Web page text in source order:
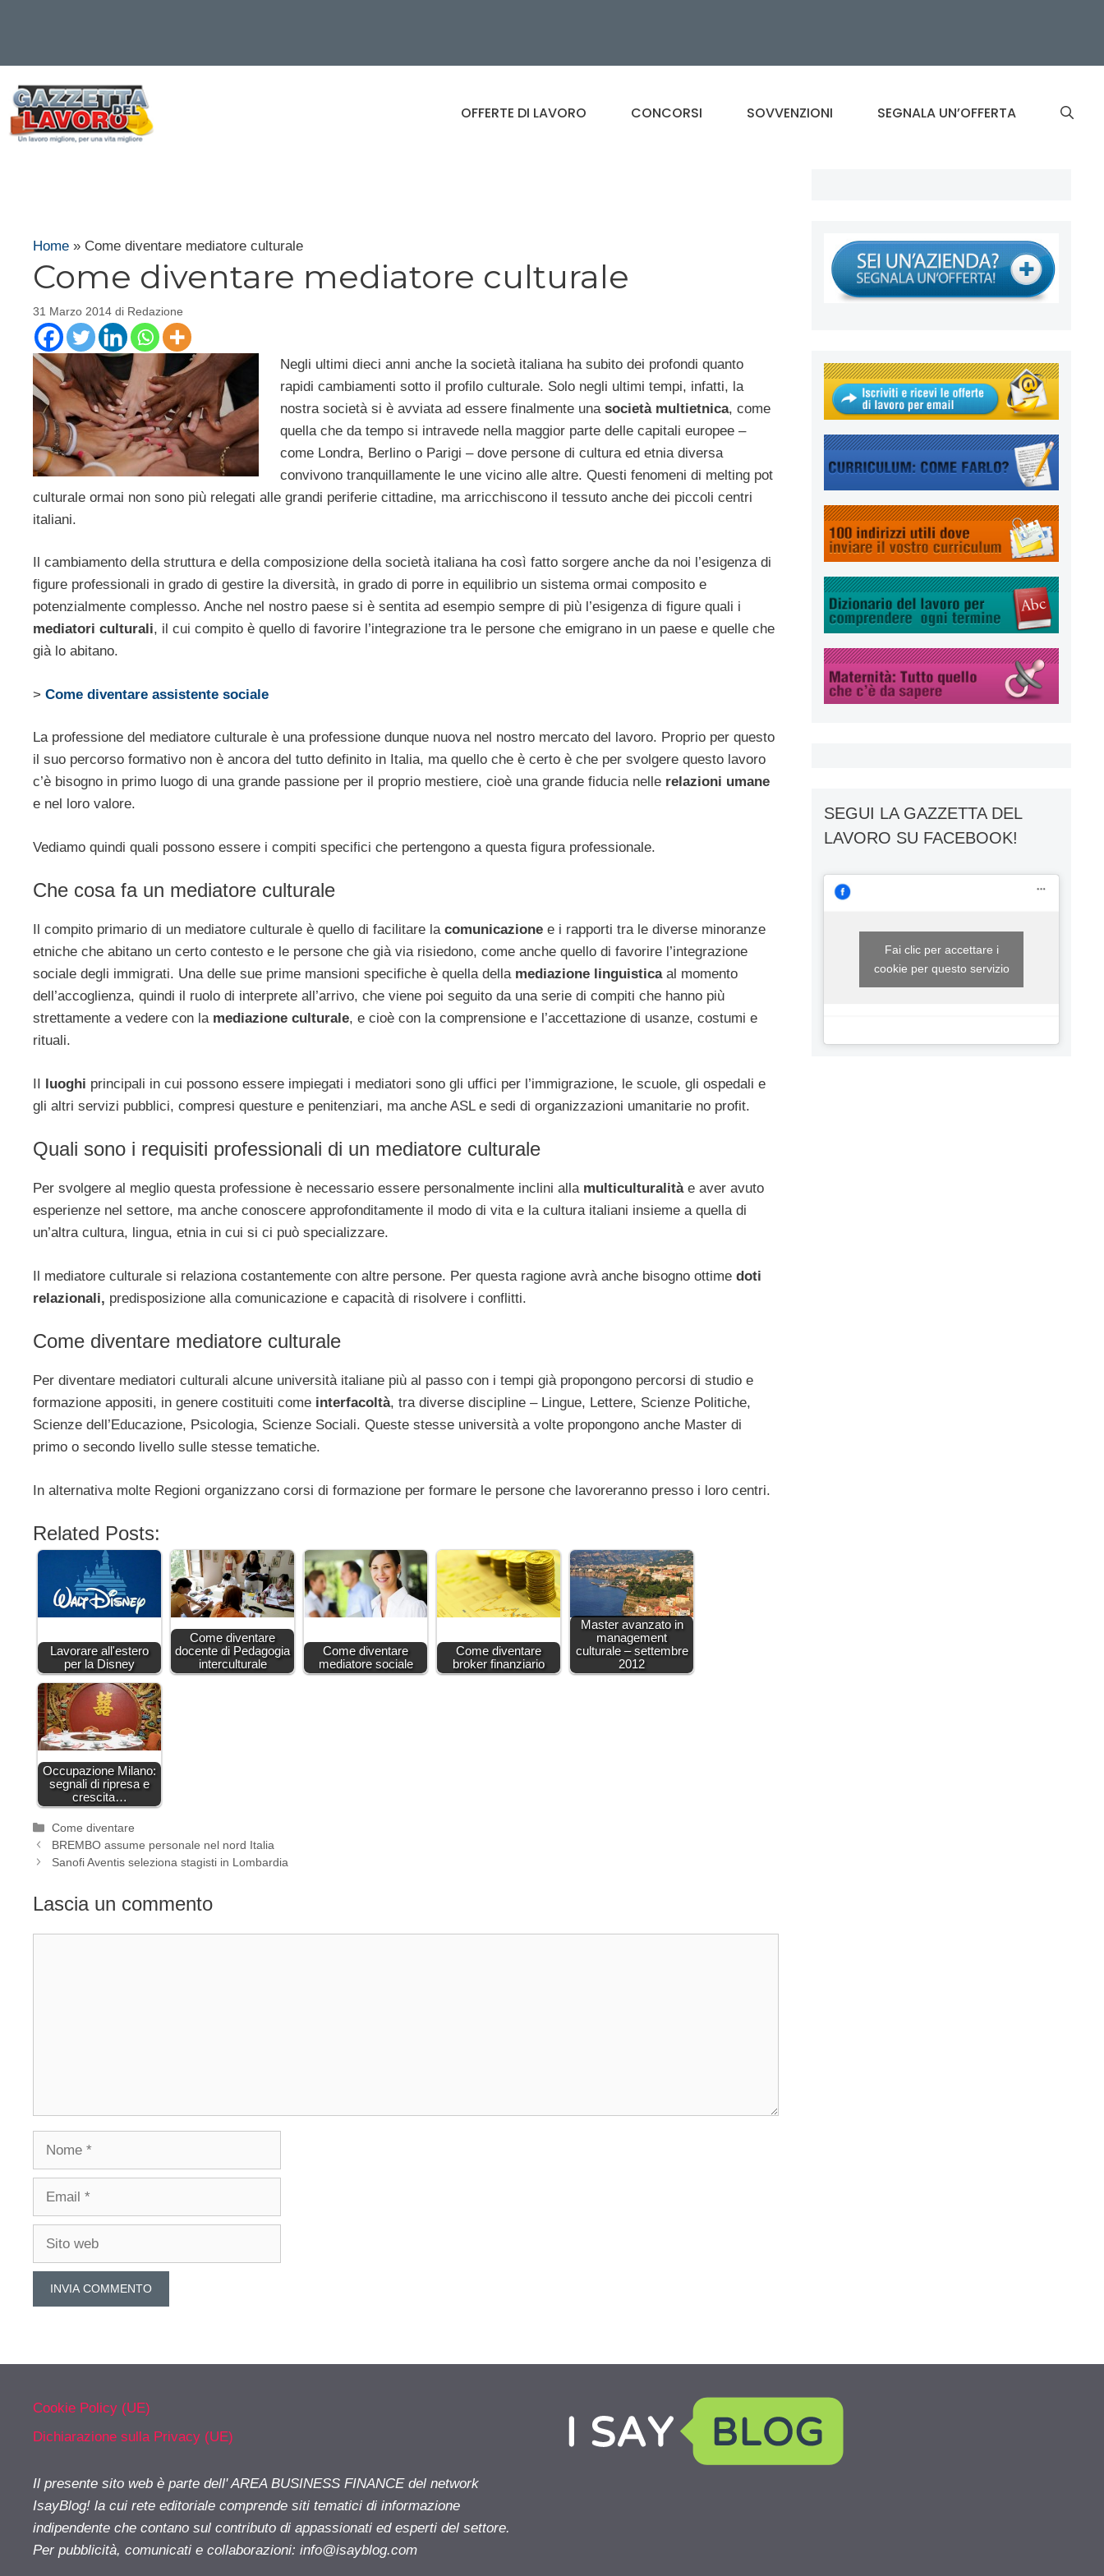
contenuto
OFFERTE DI LAVORO CONCORSI SOVVENZIONI SEGNALA UN’OFFERTA
Home » Come diventare mediatore culturale
Come diventare mediatore culturale
31 Marzo 2014 di Redazione
Negli ultimi dieci anni anche la società italiana ha subito dei profondi quanto
rapidi cambiamenti sotto il profilo culturale. Solo negli ultimi tempi, infatti, la
nostra società si è avviata ad essere finalmente una società multietnica, come
quella che da tempo si intravede nella maggior parte delle capitali europee –
come Londra, Berlino o Parigi – dove persone di cultura ed etnia diversa
convivono tranquillamente le une vicino alle altre. Questi fenomeni di melting pot
culturale ormai non sono più relegati alle grandi periferie cittadine, ma arricchiscono il tessuto anche dei piccoli centri
italiani.
Il cambiamento della struttura e della composizione della società italiana ha così fatto sorgere anche da noi l’esigenza di
figure professionali in grado di gestire la diversità, in grado di porre in equilibrio un sistema ormai composito e
potenzialmente complesso. Anche nel nostro paese si è sentita ad esempio sempre di più l’esigenza di figure quali i
mediatori culturali, il cui compito è quello di favorire l’integrazione tra le persone che emigrano in un paese e quelle che
già lo abitano.
> Come diventare assistente sociale
La professione del mediatore culturale è una professione dunque nuova nel nostro mercato del lavoro. Proprio per questo
il suo percorso formativo non è ancora del tutto definito in Italia, ma quello che è certo è che per svolgere questo lavoro
c’è bisogno in primo luogo di una grande passione per il proprio mestiere, cioè una grande fiducia nelle relazioni umane
e nel loro valore.
Vediamo quindi quali possono essere i compiti specifici che pertengono a questa figura professionale.
Che cosa fa un mediatore culturale
Il compito primario di un mediatore culturale è quello di facilitare la comunicazione e i rapporti tra le diverse minoranze
etniche che abitano un certo contesto e le persone che già via risiedono, come anche quello di favorire l’integrazione
sociale degli immigrati. Una delle sue prime mansioni specifiche è quella della mediazione linguisticaal momento
dell’accoglienza, quindi il ruolo di interprete all’arrivo, che viene poi seguito da una serie di compiti che hanno più
strettamente a vedere con la mediazione culturale, e cioè con la comprensione e l’accettazione di usanze, costumi e
rituali.
II luoghi principali in cui possono essere impiegati i mediatori sono gli uffici per l’immigrazione, le scuole, gli ospedali e
gli altri servizi pubblici, compresi questure e penitenziari, ma anche ASL e sedi di organizzazioni umanitarie no profit.
Quali sono i requisiti professionali di un mediatore culturale
Per svolgere al meglio questa professione è necessario essere personalmente inclini alla multiculturalitàe aver avuto
esperienze nel settore, ma anche conoscere approfonditamente il modo di vita e la cultura italiani insieme a quella di
un’altra cultura, lingua, etnia in cui si ci può specializzare.
Il mediatore culturale si relaziona costantemente con altre persone. Per questa ragione avrà anche bisogno ottime doti
relazionali, predisposizione alla comunicazione e capacità di risolvere i conflitti.
Come diventare mediatore culturale
Per diventare mediatori culturali alcune università italiane più al passo con i tempi già propongono percorsi di studio e
formazione appositi, in genere costituiti come interfacoltà, tra diverse discipline – Lingue, Lettere, Scienze Politiche,
Scienze dell’Educazione, Psicologia, Scienze Sociali. Queste stesse università a volte propongono anche Master di
primo o secondo livello sulle stesse tematiche.
In alternativa molte Regioni organizzano corsi di formazione per formare le persone che lavoreranno presso i loro centri.
Related Posts:
Lavorare all'estero
per la Disney
Come diventare
docente di Pedagogia
interculturale
Come diventare
mediatore sociale
Come diventare
broker finanziario
Master avanzato in
management
culturale – settembre
2012
Occupazione Milano:
segnali di ripresa e
crescita…
Categorie
Come diventare
BREMBO assume personale nel nord Italia
Sanofi Aventis seleziona stagisti in Lombardia
Lascia un commento
SEGUI LA GAZZETTA DEL
LAVORO SU FACEBOOK!
Fai clic per accettare i
cookie per questo servizio
Cookie Policy (UE)
Dichiarazione sulla Privacy (UE)
Il presente sito web è parte dell' AREA BUSINESS FINANCE del network
IsayBlog! la cui rete editoriale comprende siti tematici di informazione
indipendente che contano sul contributo di appassionati ed esperti del settore.
Per pubblicità, comunicati e collaborazioni: info@isayblog.com